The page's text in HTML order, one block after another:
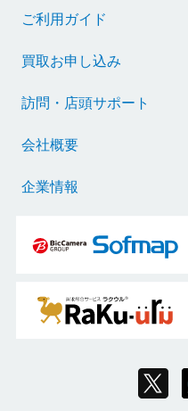
ご利用ガイド
買取お申し込み
訪問・店頭サポート
会社概要
企業情報